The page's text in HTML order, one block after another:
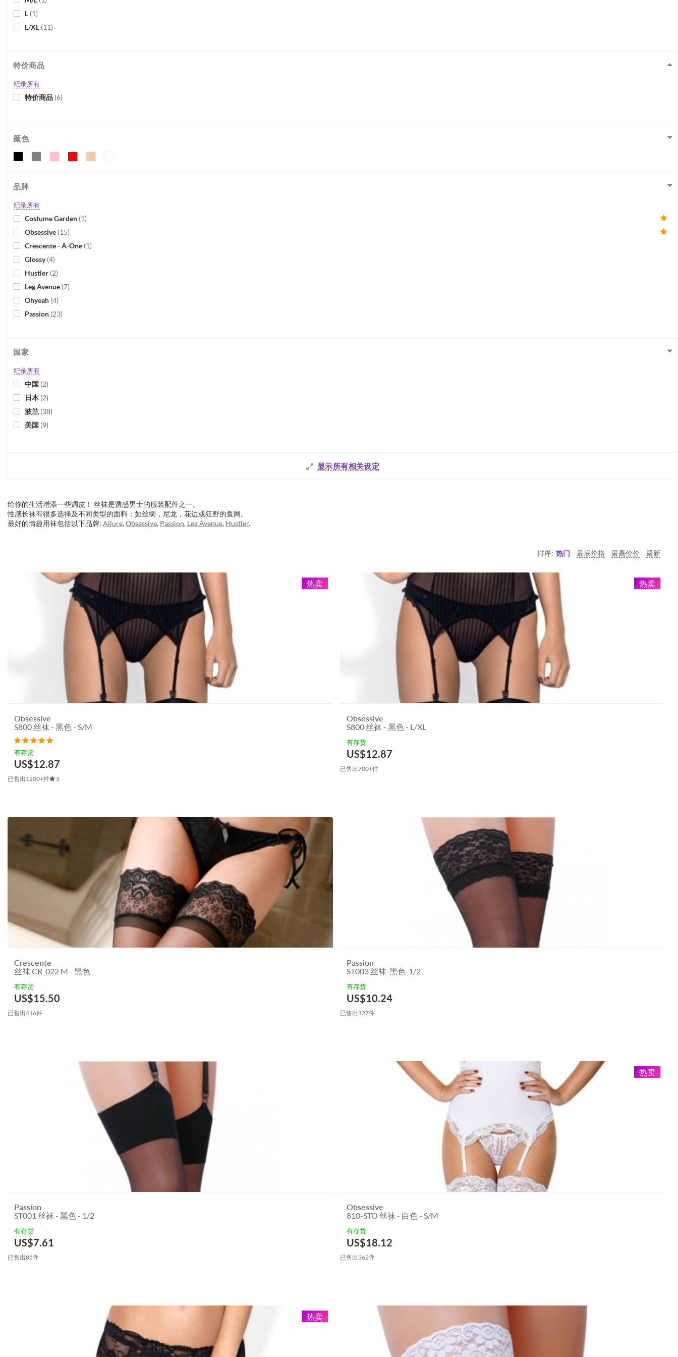
L (1)
L/XL (11)
XXL(3
One Size
Plus Size (4)
特价商品
纪录所有
特价商品 (6)
颜色
品牌
纪录所有
Costume Garden (1)
Obsessive (15)
Crescente - A-One (1)
Glossy(4)
Hustler (2)
Leg Avenue (7)
Ohyeah (4)
Passion (23)
国家
纪录所有
中国 (2)
日本 (2)
波兰 (38)
美国 (9)
显示所有相关设定
给你的生活增添一些调皮！ 丝袜是诱惑男士的服装配件之一。
性感长袜有很多选择及不同类型的面料：如丝绸，尼龙，花边或狂野的鱼网。
最好的情趣用袜包括以下品牌: Allure,Obsessive, Passion, Leg Avenue, Hustler.
排序: 热门 最底价格 最高价价 最新
Obsessive
S800 丝袜 - 黑色 - S/M
有存货
US$12.87
已售出1200+件 5
Obsessive
S800 丝袜 - 黑色 - L/XL
有存货
US$12.87
已售出700+件
Crescente
丝袜 CR_022 M - 黑色
有存货
US$15.50
已售出416件
Passion
ST003 丝袜-黑色-1/2
有存货
US$10.24
已售出127件
Passion
ST001 丝袜 - 黑色 - 1/2
有存货
US$7.61
已售出85件
Obsessive
810-STO 丝袜 - 白色 - S/M
有存货
US$18.12
已售出362件